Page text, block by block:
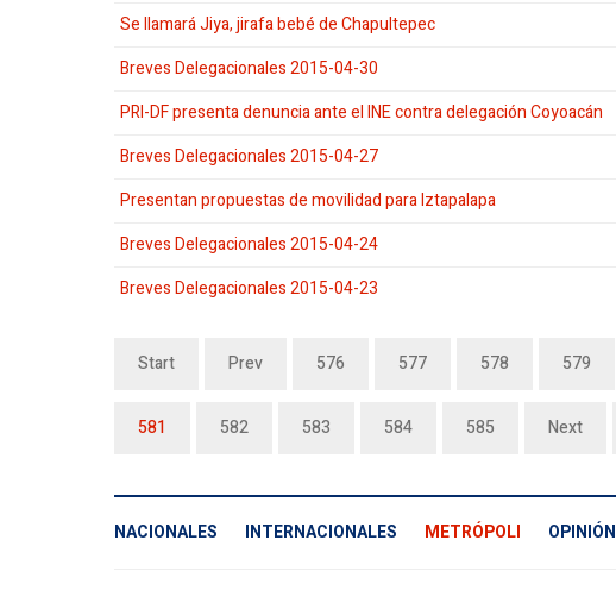
Se llamará Jiya, jirafa bebé de Chapultepec
Breves Delegacionales 2015-04-30
PRI-DF presenta denuncia ante el INE contra delegación Coyoacán
Breves Delegacionales 2015-04-27
Presentan propuestas de movilidad para Iztapalapa
Breves Delegacionales 2015-04-24
Breves Delegacionales 2015-04-23
Start Prev 576 577 578 579
581 582 583 584 585 Next
NACIONALES INTERNACIONALES METRÓPOLI OPINIÓN